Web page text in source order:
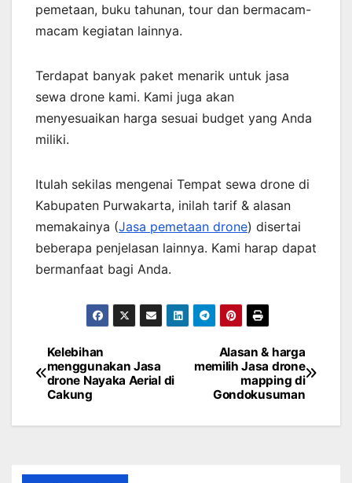
pemetaan, buku tahunan, tour dan bermacam-
macam kegiatan lainnya.
Terdapat banyak paket menarik untuk jasa
sewa drone kami. Kami juga akan
menyesuaikan harga sesuai budget yang Anda
miliki.
Itulah sekilas mengenai Tempat sewa drone di
Kabupaten Purwakarta, inilah tarif & alasan
memakainya (Jasa pemetaan drone) disertai
beberapa penjelasan lainnya. Kami harap dapat
bermanfaat bagi Anda.
Post
navigation
Alasan & harga
memilih Jasa drone
mapping di
Gondokusuman
Kelebihan
menggunakan Jasa
drone Nayaka Aerial di
Cakung